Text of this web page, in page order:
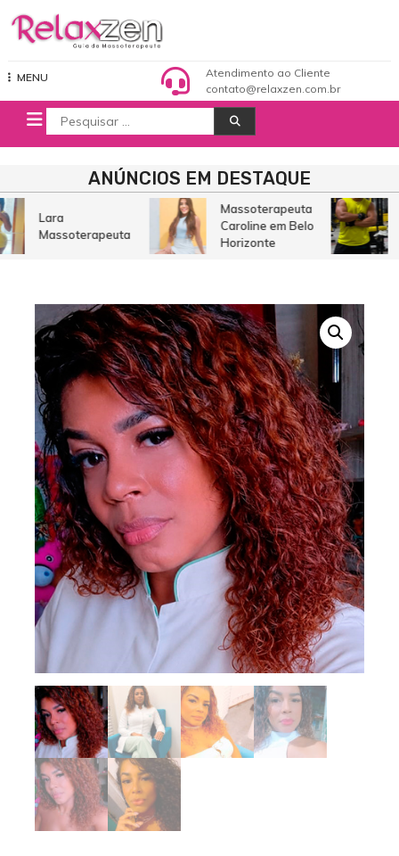
para
Relaxzen Guia de Massoterapeuta
MENU
Atendimento ao Cliente
contato@relaxzen.com.br
Procurar
por:
ANÚNCIOS EM DESTAQUE
Lara
Massoterapeuta
Massoterapeuta
Caroline em Belo
Horizonte